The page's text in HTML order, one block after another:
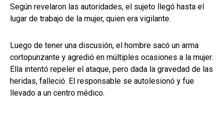
Según revelaron las autoridades, el sujeto llegó hasta el
lugar de trabajo de la mujer, quien era vigilante.
Luego de tener una discusión, el hombre sacó un arma
cortopunzante y agredió en múltiples ocasiones a la mujer.
Ella intentó repeler el ataque, pero dada la gravedad de las
heridas, falleció. El responsable se autolesionó y fue
llevado a un centro médico.